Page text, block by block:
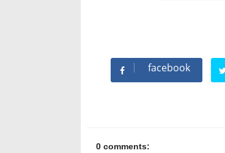
facebook
0 comments: